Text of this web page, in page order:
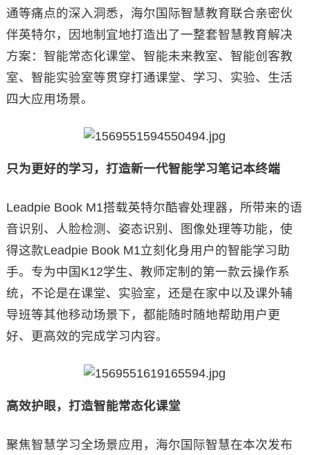
通等痛点的深入洞悉，海尔国际智慧教育联合亲密伙
伴英特尔，因地制宜地打造出了一整套智慧教育解决
方案：智能常态化课堂、智能未来教室、智能创客教
室、智能实验室等贯穿打通课堂、学习、实验、生活
四大应用场景。
只为更好的学习，打造新一代智能学习笔记本终端
Leadpie Book M1搭载英特尔酷睿处理器，所带来的语
音识别、人脸检测、姿态识别、图像处理等功能，使
得这款Leadpie Book M1立刻化身用户的智能学习助
手。专为中国K12学生、教师定制的第一款云操作系
统，不论是在课堂、实验室，还是在家中以及课外辅
导班等其他移动场景下，都能随时随地帮助用户更
好、更高效的完成学习内容。
高效护眼，打造智能常态化课堂
聚焦智慧学习全场景应用，海尔国际智慧在本次发布